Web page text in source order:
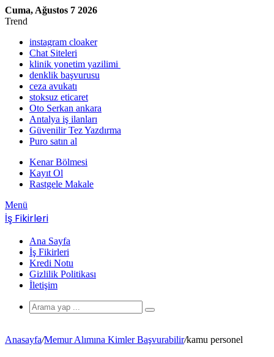
Cuma, Ağustos 7 2026
Trend
instagram cloaker
Chat Siteleri
klinik yonetim yazilimi
denklik başvurusu
ceza avukatı
stoksuz eticaret
Oto Serkan ankara
Antalya iş ilanları
Güvenilir Tez Yazdırma
Puro satın al
Kenar Bölmesi
Kayıt Ol
Rastgele Makale
Menü
İş Fikirleri
Ana Sayfa
İş Fikirleri
Kredi Notu
Gizlilik Politikası
İletişim
Anasayfa/Memur Alımına Kimler Başvurabilir/kamu personel